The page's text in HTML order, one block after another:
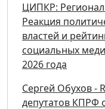
ЦИПКР:
Реакция
властей и
социальных
2026 года
Сергей Обухов -
депутатов КПРФ